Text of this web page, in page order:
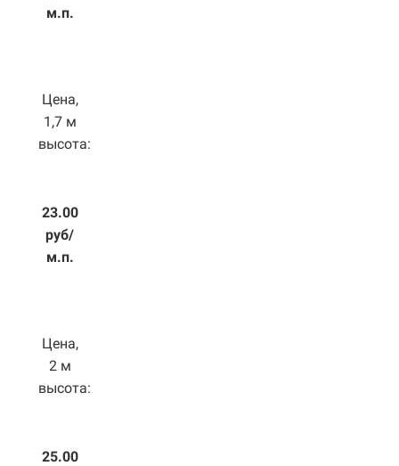
м.п.
Цена,
1,7 м
высота:
23.00
руб/
м.п.
Цена,
2 м
высота:
25.00